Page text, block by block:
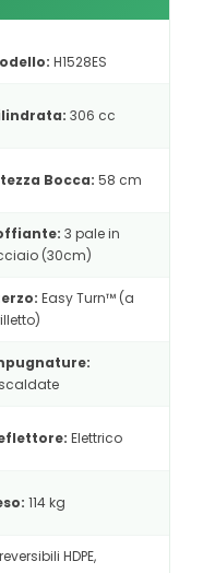
H1528ES
306 cc
Bocca: 58 cm
3 pale in
(30cm)
Easy Turn™ (a
Elettrico
114 kg
HDPE,